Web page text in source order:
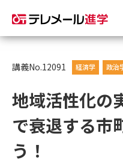
資料請求
大学・短大の資料種類か
大学パンフ
講義No.12091 経済学 政治
地域活性化の
で衰退する市
う！